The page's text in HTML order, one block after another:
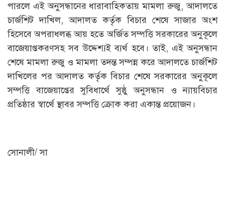
পারলে এই অনুসন্ধানের ধারাবাহিকতায় মামলা রুজু, আদালতে
চার্জশিট দাখিল, আদালত কর্তৃক বিচার শেষে সাজার অংশ
হিসেবে অপরাধলব্ধ আয় হতে অর্জিত সম্পত্তি সরকারের অনুকূলে
বাজেয়াপ্তকরণসহ সব উদ্দেশ্যই ব্যর্থ হবে। তাই, এই অনুসন্ধান
শেষে মামলা রুজু ও মামলা তদন্ত সম্পন্ন করে আদালতে চার্জশিট
দাখিলের পর আদালত কর্তৃক বিচার শেষে সরকারের অনুকূলে
সম্পত্তি বাজেয়াপ্তের সুবিধার্থে সুষ্ঠু অনুসন্ধান ও ন্যায়বিচার
প্রতিষ্ঠার স্বার্থে স্থাবর সম্পত্তি ক্রোক করা একান্ত প্রয়োজন।
সোনালী/ সা